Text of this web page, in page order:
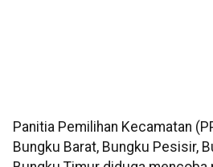
Panitia Pemilihan Kecamatan
Bungku Barat, Bungku Pesisir,